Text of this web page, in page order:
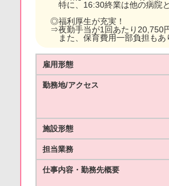
特に、16:30終業は他の病院
◎福利厚生が充実！
⇒夜勤手当が1回あたり20,750
また、保育費用一部負担もあ
雇用形態
勤務地/アクセス
施設形態
担当業務
仕事内容・勤務先概要